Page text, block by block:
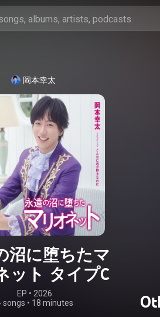
岡本幸太
沼に堕ちたマ
ット タイプC
EP • 2026
songs • 18 minutes